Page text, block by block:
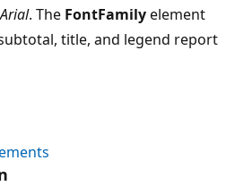
Arial. The FontFamilyelement
title, and legend report